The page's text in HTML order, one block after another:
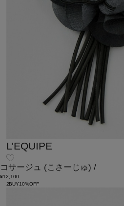
L'EQUIPE
コサージュ (こさーじゅ) /
¥12,100
2BUY10%OFF